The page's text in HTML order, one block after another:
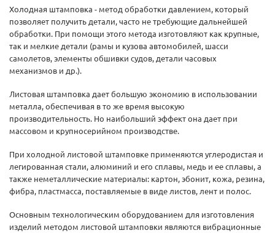
Холодная штамповка - метод обработки давлением, который
позволяет получить детали, часто не требующие дальнейшей
обработки. При помощи этого метода изготовляют как крупные,
так и мелкие детали (рамы и кузова автомобилей, шасси
самолетов, элементы обшивки судов, детали часовых
механизмов и др.).
Листовая штамповка дает большую экономию в использовании
металла, обеспечивая в то же время высокую
производительность. Но наибольший эффект она дает при
массовом и крупносерийном производстве.
При холодной листовой штамповке применяются углеродистая и
легированная стали, алюминий и его сплавы, медь и ее сплавы, а
также неметаллические материалы: картон, эбонит, кожа, резина,
фибра, пластмасса, поставляемые в виде листов, лент и полос.
Основным технологическим оборудованием для изготовления
изделий методом листовой штамповки являются вибрационные